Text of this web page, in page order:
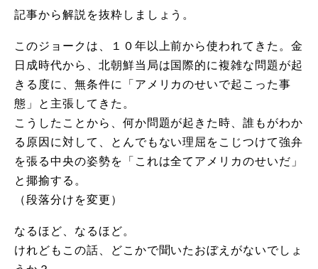
記事から解説を抜粋しましょう。
このジョークは、１０年以上前から使われてきた。金
日成時代から、北朝鮮当局は国際的に複雑な問題が起
きる度に、無条件に「アメリカのせいで起こった事
態」と主張してきた。
こうしたことから、何か問題が起きた時、誰もがわか
る原因に対して、とんでもない理屈をこじつけて強弁
を張る中央の姿勢を「これは全てアメリカのせいだ」
と揶揄する。
（段落分けを変更）
なるほど、なるほど。
けれどもこの話、どこかで聞いたおぼえがないでしょ